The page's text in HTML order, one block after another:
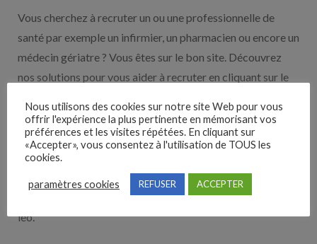
Vous cherchez à recruter un ou une professionnelle de
santé par exemple un infirmier, un pharmacien ou encore un
médecin gériatre ? Vous êtes sur le bon site. Découvrez
nos solutions pour vous aider à recruter en cliquant sur le
Nos solutions entreprises
Lorem ipsum dolor sit amet, consectetur adipiscing elit. Ut
elit tellus, luctus nec ullamcorper mattis, pulvinar dapibus
leo.
Nous utilisons des cookies sur notre site Web pour vous
offrir l'expérience la plus pertinente en mémorisant vos
préférences et les visites répétées. En cliquant sur
«Accepter», vous consentez à l'utilisation de TOUS les
cookies.
paramètres cookies REFUSER ACCEPTER